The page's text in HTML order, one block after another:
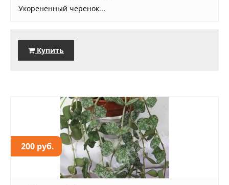
Укорененный черенок...
Купить
200 руб.